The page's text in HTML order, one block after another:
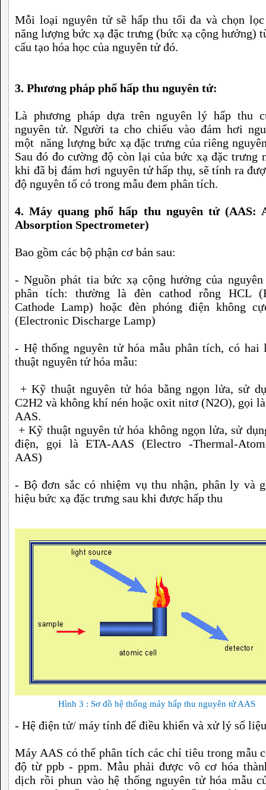
Mỗi loại nguyên tử sẽ hấp thu tối đa và chọn
năng lượng bức xạ đặc trưng (bức xạ cộng hưởng)
cấu tạo hóa học của nguyên tử đó.
3. Phương pháp phổ hấp thu nguyên tử:
Là phương pháp dựa trên nguyên lý hấp thu
nguyên tử. Người ta cho chiếu vào đám hơi
một năng lượng bức xạ đặc trưng của riêng
Sau đó đo cường độ còn lại của bức xạ đặc trưng
khi đã bị đám hơi nguyên tử hấp thụ, sẽ tính ra
độ nguyên tố có trong mẫu đem phân tích.
4. Máy quang phổ hấp thu nguyên tử (AAS:
Absorption Spectrometer)
Bao gồm các bộ phận cơ bản sau:
- Nguồn phát tia bức xạ cộng hưởng của
phân tích: thường là đèn cathod rỗng HCL
Cathode Lamp) hoặc đèn phóng điện không
(Electronic Discharge Lamp)
- Hệ thống nguyên tử hóa mẫu phân tích, có hai
thuật nguyên tử hóa mẫu:
+ Kỹ thuật nguyên tử hóa bằng ngọn lửa, sử
C2H2 và không khí nén hoặc oxit nitơ (N2O), gọi
AAS.
+ Kỹ thuật nguyên tử hóa không ngọn lửa, sử
điện, gọi là ETA-AAS (Electro -Thermal-
AAS)
- Bộ đơn sắc có nhiệm vụ thu nhận, phân ly và
hiệu bức xạ đặc trưng sau khi được hấp thu
Hình 3 : Sơ đồ hệ thống máy hấp thu nguyên tử AAS
- Hệ điện tử/ máy tính để điều khiển và xử lý số liệu
Máy AAS có thể phân tích các chỉ tiêu trong mẫu
độ từ ppb - ppm. Mẫu phải được vô cơ hóa
dịch rồi phun vào hệ thống nguyên tử hóa mẫu